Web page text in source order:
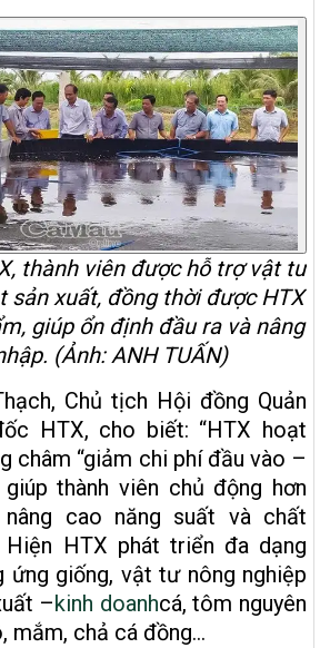
thành viên được hỗ trợ vật tư
sản xuất, đồng thời được HTX
giúp ổn định đầu ra và nâng
(Ảnh: ANH TUẤN)
Chủ tịch Hội đồng Quản
HTX, cho biết: “HTX hoạt
châm “giảm chi phí đầu vào –
thành viên chủ động hơn
cao năng suất và chất
Hiện HTX phát triển đa dạng
ứng giống, vật tư nông nghiệp
–kinh doanhcá, tôm nguyên
mắm, chả cá đồng…